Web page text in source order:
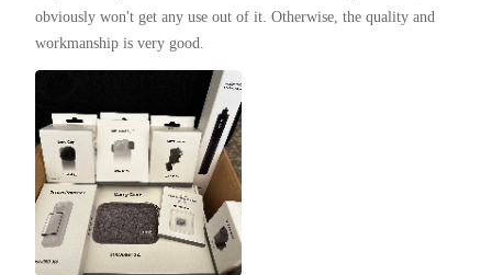
obviously won't get any use out of it. Otherwise, the quality and
workmanship is very good.